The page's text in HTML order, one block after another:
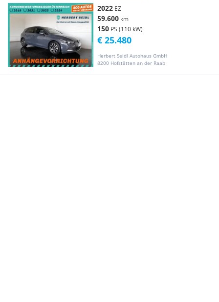
2022 EZ
59.600 km
150 PS (110 kW)
Herbert Seidl Autohaus GmbH
8200 Hofstätten an der Raab
€ 25.480